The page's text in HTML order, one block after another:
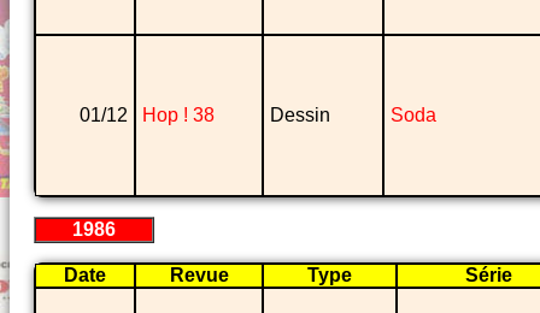
01/12 Hop ! 38 Dessin Soda
1986
Date Revue Type Série